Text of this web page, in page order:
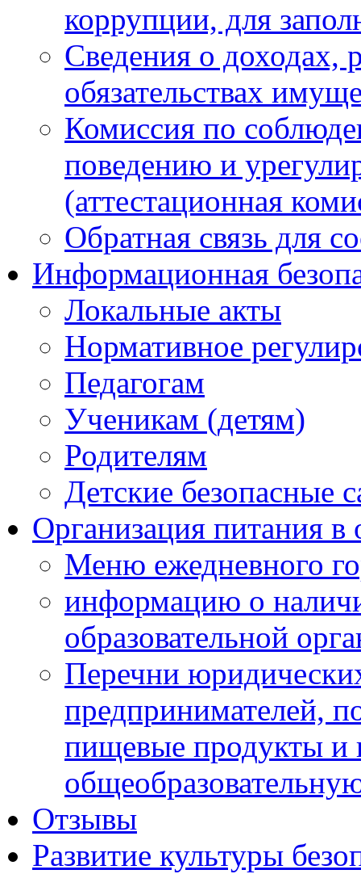
коррупции, для
Сведения о доходах,
обязательствах
Комиссия по
поведению и
(аттестационная
Обратная связь для
Информационная
Локальные акты
Нормативное
Педагогам
Ученикам (детям)
Родителям
Детские безопасные
Организация питания в
Меню ежедневного
информацию о
образовательной
Перечни
предпринимателей,
пищевые продукты и
Отзывы
Развитие культуры